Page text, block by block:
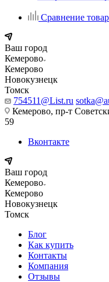
Сравнение
Ваш город
Кемерово
Кемерово
Новокузнецк
Томск
754511@List.ru
Кемерово, пр-т
59
Вконтакте
Ваш город
Кемерово
Кемерово
Новокузнецк
Томск
Блог
Как купить
Контакты
Компания
Отзывы